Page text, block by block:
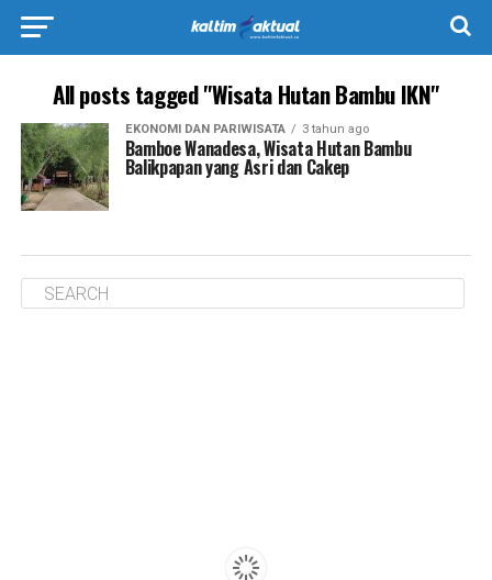
All posts tagged "Wisata Hutan Bambu IKN"
EKONOMI DAN PARIWISATA 3 tahun ago
Bamboe Wanadesa, Wisata Hutan Bambu
Balikpapan yang Asri dan Cakep